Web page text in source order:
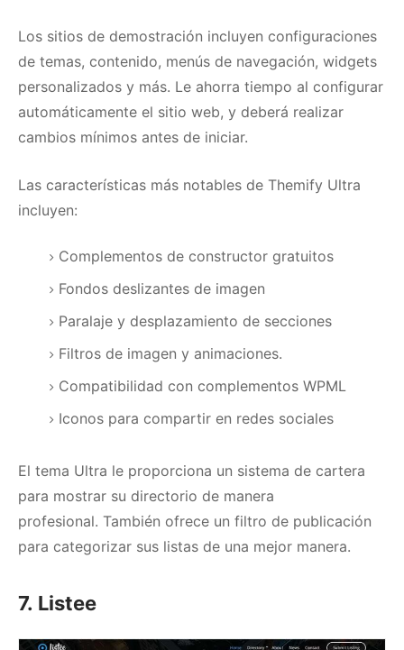
Los sitios de demostración incluyen configuraciones
de temas, contenido, menús de navegación, widgets
personalizados y más. Le ahorra tiempo al configurar
automáticamente el sitio web, y deberá realizar
cambios mínimos antes de iniciar.
Las características más notables de Themify Ultra
incluyen:
Complementos de constructor gratuitos
Fondos deslizantes de imagen
Paralaje y desplazamiento de secciones
Filtros de imagen y animaciones.
Compatibilidad con complementos WPML
Iconos para compartir en redes sociales
El tema Ultra le proporciona un sistema de cartera
para mostrar su directorio de manera
profesional. También ofrece un filtro de publicación
para categorizar sus listas de una mejor manera.
7. Listee